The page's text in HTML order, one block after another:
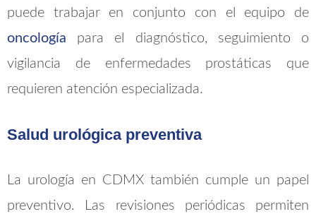
puede trabajar en conjunto con el equipo de
oncología para el diagnóstico, seguimiento o
vigilancia de enfermedades prostáticas que
requieren atención especializada.
Salud urológica preventiva
La urología en CDMX también cumple un papel
preventivo. Las revisiones periódicas permiten